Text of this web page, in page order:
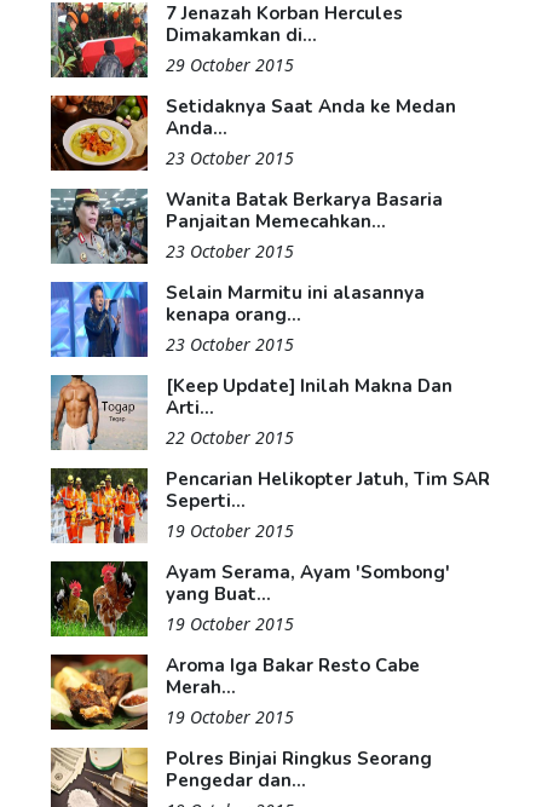
7 Jenazah Korban Hercules
Dimakamkan di...
29 October 2015
Setidaknya Saat Anda ke Medan
Anda...
23 October 2015
Wanita Batak Berkarya Basaria
Panjaitan Memecahkan...
23 October 2015
Selain Marmitu ini alasannya
kenapa orang...
23 October 2015
[Keep Update] Inilah Makna Dan
Arti...
22 October 2015
Pencarian Helikopter Jatuh, Tim SAR
Seperti...
19 October 2015
Ayam Serama, Ayam 'Sombong'
yang Buat...
19 October 2015
Aroma Iga Bakar Resto Cabe
Merah...
19 October 2015
Polres Binjai Ringkus Seorang
Pengedar dan...